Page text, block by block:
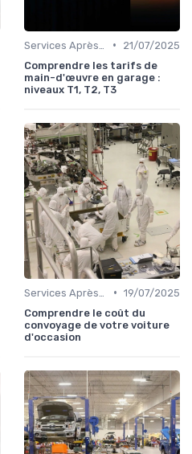
•
21/07/2025
Comprendre les tarifs de
main-d'œuvre en garage :
niveaux T1, T2, T3
• 19/07/2025
Comprendre le coût du
convoyage de votre voiture
d'occasion